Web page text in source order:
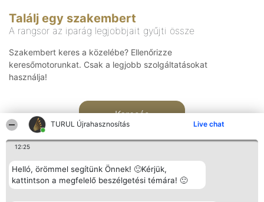
TURUL Újrahasznosítás Live chat
12:25
Helló, örömmel segítünk Önnek! 🙂Kérjük,
kattintson a megfelelő beszélgetési témára! 🙂
Találj egy szakembert
A rangsor az iparág legjobbjait gyűjti össze
Szakembert keres a közelébe? Ellenőrizze
keresőmotorunkat. Csak a legjobb szolgáltatásokat
használja!
Keresés